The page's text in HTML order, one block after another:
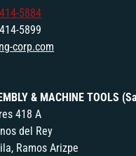
5884
5899
corp.com
& MACHINE TOOLS
418 A
del Rey
Ramos Arizpe